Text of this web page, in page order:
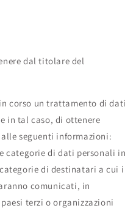
dal titolare del
corso un trattamento di dati
in tal caso, di ottenere
seguenti informazioni:
categorie di dati personali in
di destinatari a cui i
comunicati, in
terzi o organizzazioni